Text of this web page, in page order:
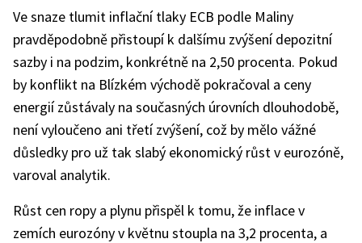
Ve snaze tlumit inflační tlaky ECB podle Maliny
pravděpodobně přistoupí k dalšímu zvýšení depozitní
sazby i na podzim, konkrétně na 2,50 procenta. Pokud
by konflikt na Blízkém východě pokračoval a ceny
energií zůstávaly na současných úrovních dlouhodobě,
není vyloučeno ani třetí zvýšení, což by mělo vážné
důsledky pro už tak slabý ekonomický růst v eurozóně,
varoval analytik.
Růst cen ropy a plynu přispěl k tomu, že inflace v
zemích eurozóny v květnu stoupla na 3,2 procenta, a